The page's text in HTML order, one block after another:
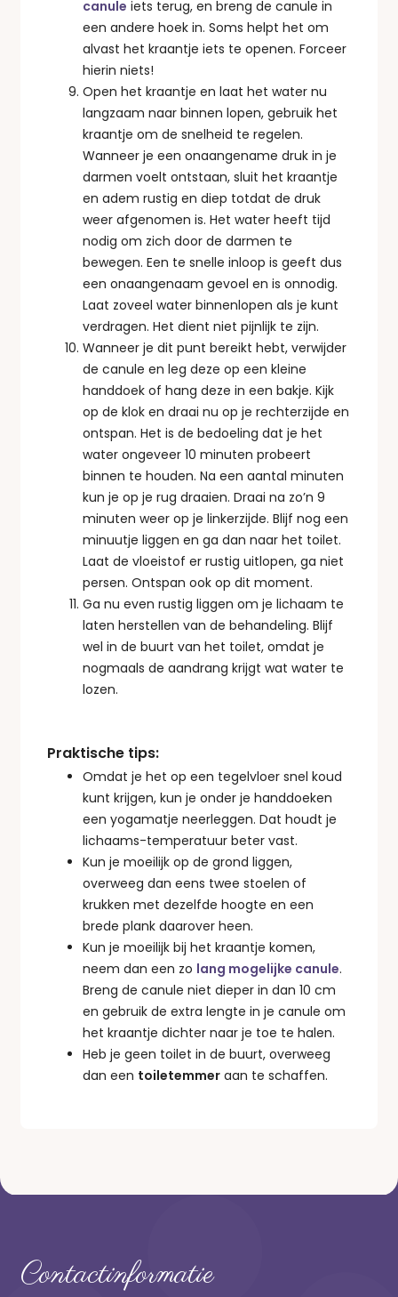
canule iets terug, en breng de canule in
een andere hoek in. Soms helpt het om
alvast het kraantje iets te openen. Forceer
hierin niets!
Open het kraantje en laat het water nu
langzaam naar binnen lopen, gebruik het
kraantje om de snelheid te regelen.
Wanneer je een onaangename druk in je
darmen voelt ontstaan, sluit het kraantje
en adem rustig en diep totdat de druk
weer afgenomen is. Het water heeft tijd
nodig om zich door de darmen te
bewegen. Een te snelle inloop is geeft dus
een onaangenaam gevoel en is onnodig.
Laat zoveel water binnenlopen als je kunt
verdragen. Het dient niet pijnlijk te zijn.
Wanneer je dit punt bereikt hebt, verwijder
de canule en leg deze op een kleine
handdoek of hang deze in een bakje. Kijk
op de klok en draai nu op je rechterzijde en
ontspan. Het is de bedoeling dat je het
water ongeveer 10 minuten probeert
binnen te houden. Na een aantal minuten
kun je op je rug draaien. Draai na zo’n 9
minuten weer op je linkerzijde. Blijf nog een
minuutje liggen en ga dan naar het toilet.
Laat de vloeistof er rustig uitlopen, ga niet
persen. Ontspan ook op dit moment.
Ga nu even rustig liggen om je lichaam te
laten herstellen van de behandeling. Blijf
wel in de buurt van het toilet, omdat je
nogmaals de aandrang krijgt wat water te
lozen.
Praktische tips:
Omdat je het op een tegelvloer snel koud
kunt krijgen, kun je onder je handdoeken
een yogamatje neerleggen. Dat houdt je
lichaams-temperatuur beter vast.
Kun je moeilijk op de grond liggen,
overweeg dan eens twee stoelen of
krukken met dezelfde hoogte en een
brede plank daarover heen.
Kun je moeilijk bij het kraantje komen,
neem dan een zo lang mogelijke canule.
Breng de canule niet dieper in dan 10 cm
en gebruik de extra lengte in je canule om
het kraantje dichter naar je toe te halen.
Heb je geen toilet in de buurt, overweeg
dan een toiletemmer aan te schaffen.
Contactinformatie